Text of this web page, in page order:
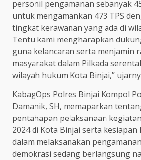
personil pengamanan sebanyak
untuk mengamankan 473 TPS
tingkat kerawanan yang ada di
Tentu kami mengharapkan
guna kelancaran serta menjamin
masyarakat dalam Pilkada
wilayah hukum Kota Binjai,”
KabagOps Polres Binjai Kompol
Damanik, SH, memaparkan
pentahapan pelaksanaan
2024 di Kota Binjai serta kesiapan
dalam melaksanakan
demokrasi sedang berlangsung